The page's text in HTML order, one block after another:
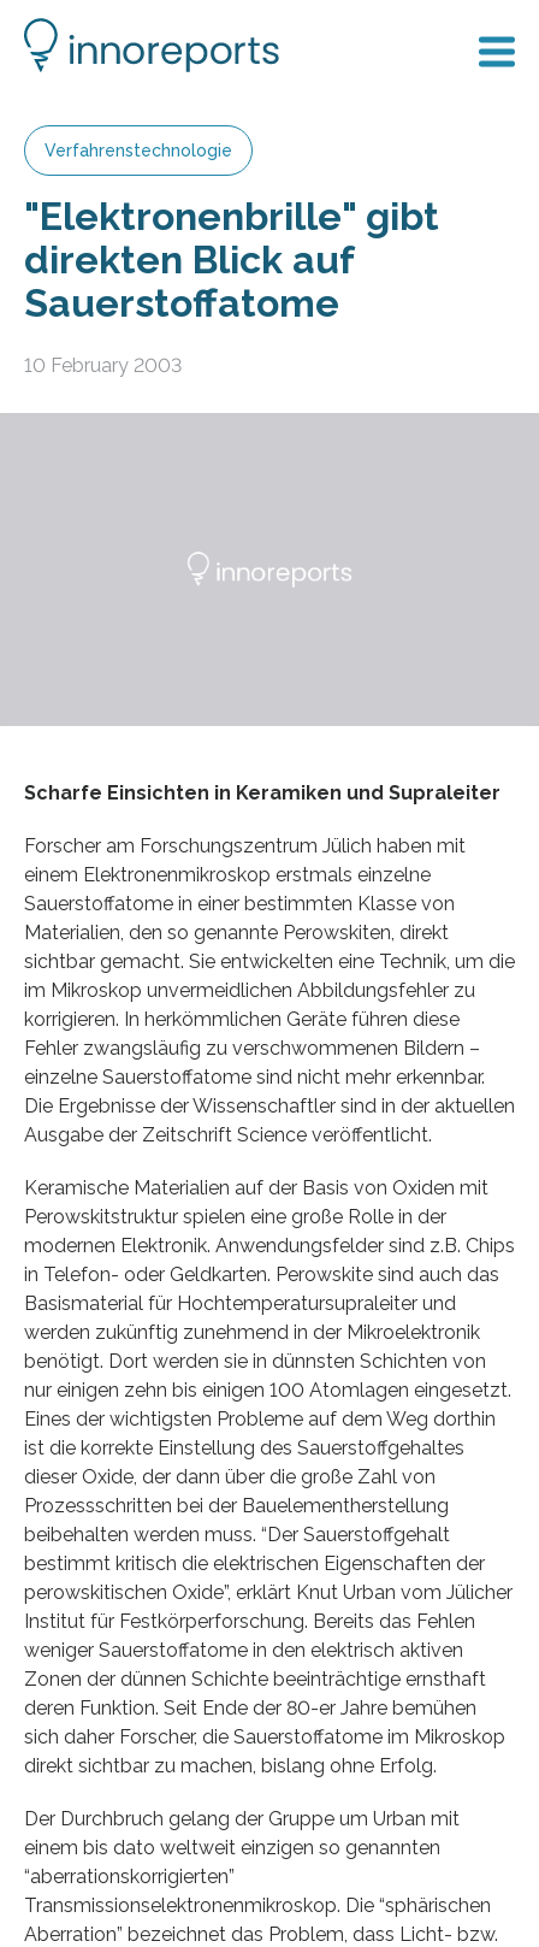
Verfahrenstechnologie
"Elektronenbrille" gibt
direkten Blick auf
Sauerstoffatome
10 February 2003
Scharfe Einsichten in Keramiken und Supraleiter
Forscher am Forschungszentrum Jülich haben mit
einem Elektronenmikroskop erstmals einzelne
Sauerstoffatome in einer bestimmten Klasse von
Materialien, den so genannte Perowskiten, direkt
sichtbar gemacht. Sie entwickelten eine Technik, um die
im Mikroskop unvermeidlichen Abbildungsfehler zu
korrigieren. In herkömmlichen Geräte führen diese
Fehler zwangsläufig zu verschwommenen Bildern –
einzelne Sauerstoffatome sind nicht mehr erkennbar.
Die Ergebnisse der Wissenschaftler sind in der aktuellen
Ausgabe der Zeitschrift Science veröffentlicht.
Keramische Materialien auf der Basis von Oxiden mit
Perowskitstruktur spielen eine große Rolle in der
modernen Elektronik. Anwendungsfelder sind z.B. Chips
in Telefon- oder Geldkarten. Perowskite sind auch das
Basismaterial für Hochtemperatursupraleiter und
werden zukünftig zunehmend in der Mikroelektronik
benötigt. Dort werden sie in dünnsten Schichten von
nur einigen zehn bis einigen 100 Atomlagen eingesetzt.
Eines der wichtigsten Probleme auf dem Weg dorthin
ist die korrekte Einstellung des Sauerstoffgehaltes
dieser Oxide, der dann über die große Zahl von
Prozessschritten bei der Bauelementherstellung
beibehalten werden muss. “Der Sauerstoffgehalt
bestimmt kritisch die elektrischen Eigenschaften der
perowskitischen Oxide”, erklärt Knut Urban vom Jülicher
Institut für Festkörperforschung. Bereits das Fehlen
weniger Sauerstoffatome in den elektrisch aktiven
Zonen der dünnen Schichte beeinträchtige ernsthaft
deren Funktion. Seit Ende der 80-er Jahre bemühen
sich daher Forscher, die Sauerstoffatome im Mikroskop
direkt sichtbar zu machen, bislang ohne Erfolg.
Der Durchbruch gelang der Gruppe um Urban mit
einem bis dato weltweit einzigen so genannten
“aberrationskorrigierten”
Transmissionselektronenmikroskop. Die “sphärischen
Aberration” bezeichnet das Problem, dass Licht- bzw.